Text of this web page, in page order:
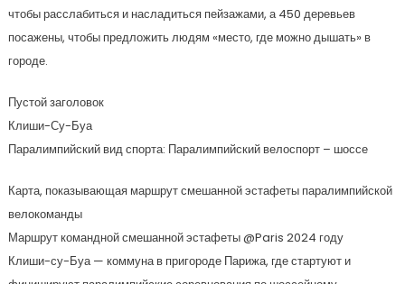
чтобы расслабиться и насладиться пейзажами, а 450 деревьев
посажены, чтобы предложить людям «место, где можно дышать» в
городе.
Пустой заголовок
Клиши-Су-Буа
Паралимпийский вид спорта: Паралимпийский велоспорт – шоссе
Карта, показывающая маршрут смешанной эстафеты паралимпийской
велокоманды
Маршрут командной смешанной эстафеты @Paris 2024 году
Клиши-су-Буа — коммуна в пригороде Парижа, где стартуют и